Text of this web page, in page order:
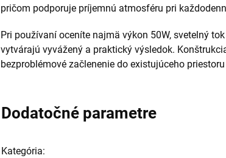
pričom podporuje príjemnú atmosféru pri
Pri používaní oceníte najmä výkon 50W, svetelný
vytvárajú vyvážený a praktický výsledok.
bezproblémové začlenenie do existujúceho
Dodatočné parametre
Kategória: